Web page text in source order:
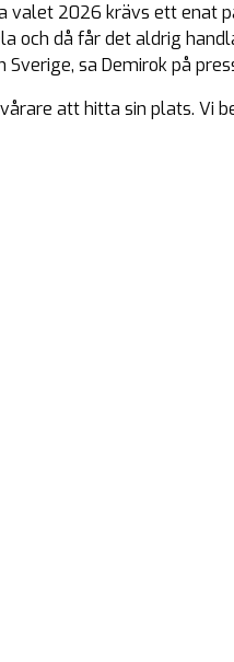
valet 2026 krävs ett enat
och då får det aldrig
sa Demirok på
att hitta sin plats. Vi